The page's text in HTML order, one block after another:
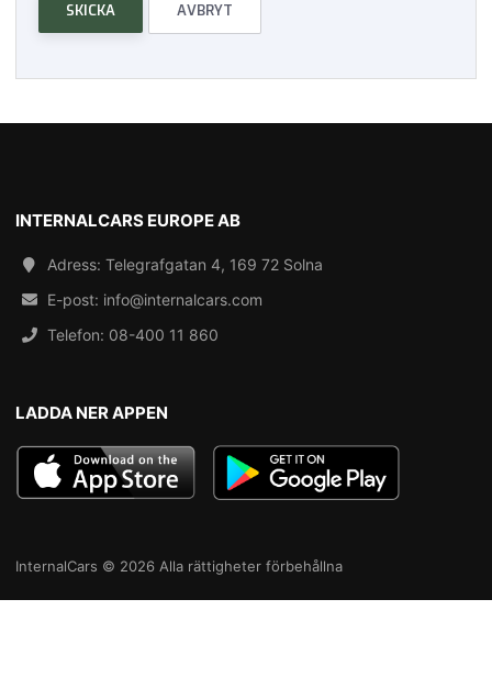
SKICKA AVBRYT
INTERNALCARS EUROPE AB
Adress: Telegrafgatan 4, 169 72 Solna
E-post: info@internalcars.com
Telefon: 08-400 11 860
LADDA NER APPEN
InternalCars © 2026 Alla rättigheter förbehållna